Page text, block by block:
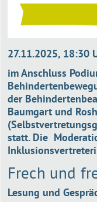
27.11.2025, 18:30
im Anschluss
der
Baumgart und
statt. Die
Frech und
Lesung und